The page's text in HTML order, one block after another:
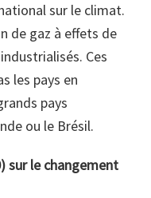
sur le climat.
de gaz à effets de
Ces
les pays en
pays
ou le Brésil.
sur le changement